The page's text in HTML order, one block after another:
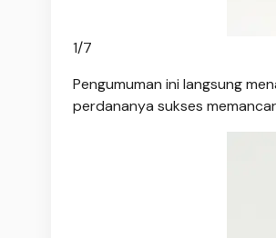
1/7
Pengumuman ini langsung
perdananya sukses